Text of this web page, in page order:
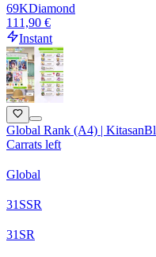
69KDiamond
111,90 €
Instant
Global Rank (A4) |
Carrats left
Global
31 SSR
31 SR